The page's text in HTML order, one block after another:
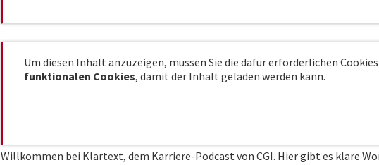
Um diesen Inhalt anzuzeigen, müssen Sie die dafür erforderlichen
funktionalen Cookies, damit der Inhalt geladen werden kann.
Willkommen bei Klartext, dem Karriere-Podcast von CGI. Hier gibt es klare